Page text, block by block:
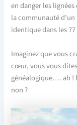
en danger les
la communauté
identique dans les
Imaginez que vous
cœur, vous vous
généalogique…. ah
non ?